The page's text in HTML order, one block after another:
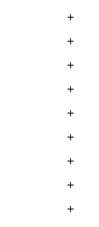








